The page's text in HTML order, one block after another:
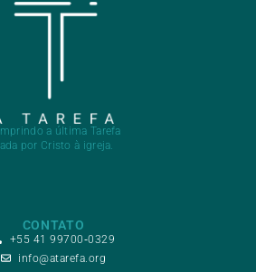
a última Tarefa
por Cristo à igreja.
CONTATO
+55 41 99700‑0329
info@atarefa.org